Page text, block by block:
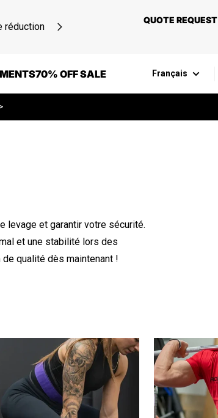
réduction
QUOTE REQUEST
70% OFF SALE Français
levage et garantir votre sécurité.
et une stabilité lors des
qualité dès maintenant !